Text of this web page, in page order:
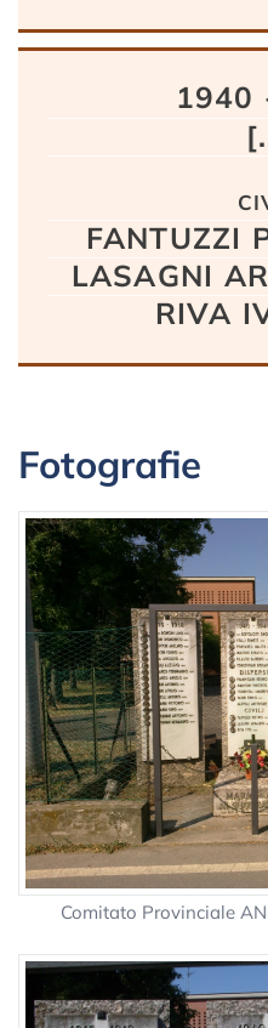
1940
FANTUZZI
LASAGNI
RIVA
Fotografie
Comitato Provinciale